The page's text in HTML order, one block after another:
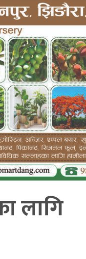
लागि